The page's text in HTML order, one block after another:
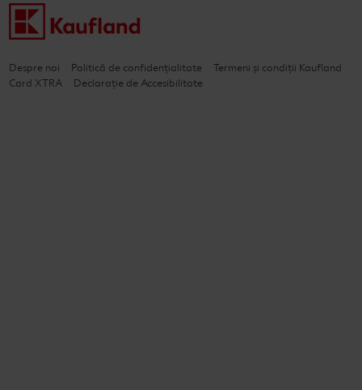
Despre noi Politică de confidențialitate
Termeni și condiții Kaufland
Card XTRA
Declarație de Accesibilitate